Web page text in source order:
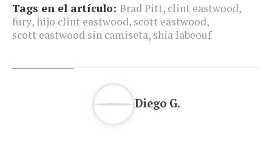
Tags en el artículo: Brad Pitt, clint eastwood,
fury, hijo clint eastwood, scott eastwood,
scott eastwood sin camiseta, shia labeouf
Diego G.